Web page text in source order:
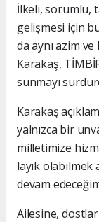
İlkeli, sorumlu,
gelişmesi için
da aynı azim ve
Karakaş,
sunmayı
Karakaş
yalnızca bir
milletimize
layık olabilmek
devam
Ailesine,